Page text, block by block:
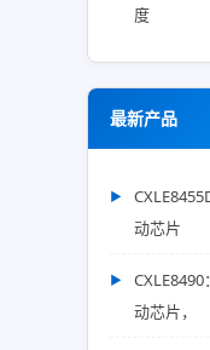
度
最新产品
动芯片
动芯片，